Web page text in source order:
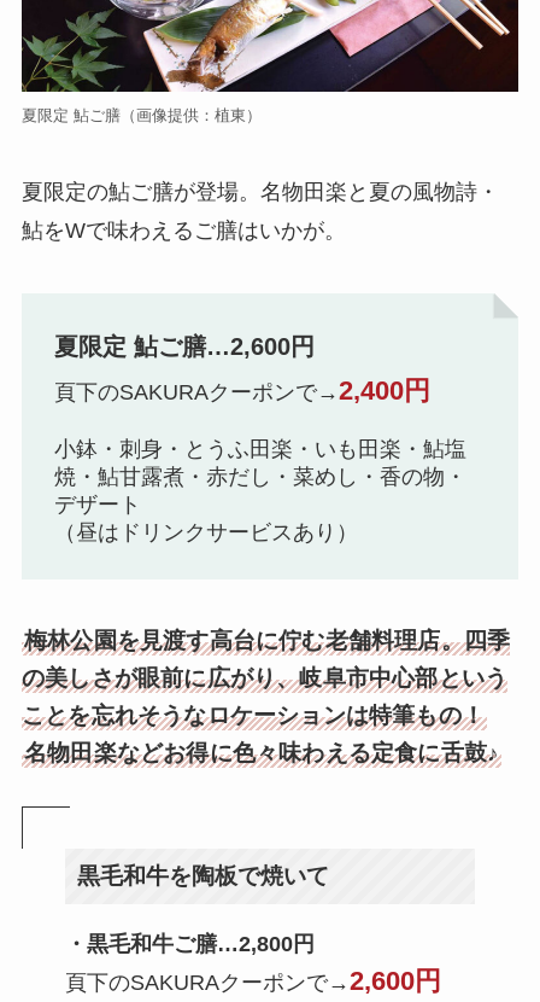
夏限定 鮎ご膳（画像提供：植東）
夏限定の鮎ご膳が登場。名物田楽と夏の風物詩・
鮎をWで味わえるご膳はいかが。
夏限定 鮎ご膳…2,600円
頁下のSAKURAクーポンで→2,400円
小鉢・刺身・とうふ田楽・いも田楽・鮎塩
焼・鮎甘露煮・赤だし・菜めし・香の物・
デザート
（昼はドリンクサービスあり）
梅林公園を見渡す高台に佇む老舗料理店。四季
の美しさが眼前に広がり、岐阜市中心部という
ことを忘れそうなロケーションは特筆もの！
名物田楽などお得に色々味わえる定食に舌鼓♪
黒毛和牛を陶板で焼いて
・黒毛和牛ご膳…2,800円
頁下のSAKURAクーポンで→2,600円